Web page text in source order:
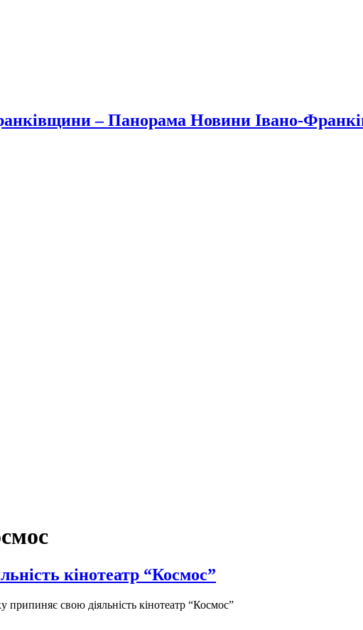
– Панорама Новини Івано-
кінотеатр “Космос”
припиняє свою діяльність кінотеатр “Космос”